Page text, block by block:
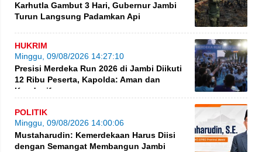
Karhutla Gambut 3 Hari, Gubernur Jambi
Turun Langsung Padamkan Api
HUKRIM
Minggu, 09/08/2026 14:27:10
Presisi Merdeka Run 2026 di Jambi Diikuti
12 Ribu Peserta, Kapolda: Aman dan
Kondusif
POLITIK
Minggu, 09/08/2026 14:00:06
Mustaharudin: Kemerdekaan Harus Diisi
dengan Semangat Membangun Jambi